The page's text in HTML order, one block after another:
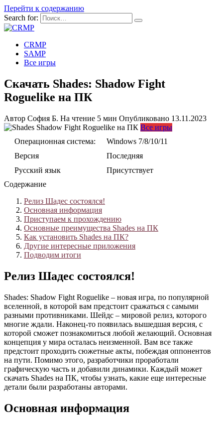
Перейти к содержанию
Search for:
CRMP
SAMP
Все игры
Скачать Shades: Shadow Fight
Roguelike на ПК
Автор София Б. На чтение 5 мин Опубликовано 13.11.2023
Все игры
Операционная система:
Windows 7/8/10/11
Версия
Последняя
Русский язык
Присутствует
Содержание
Релиз Шадес состоялся!
Основная информация
Приступаем к прохождению
Основные преимущества Shades на ПК
Как установить Shades на ПК?
Другие интересные приложения
Подводим итоги
Релиз Шадес состоялся!
Shades: Shadow Fight Roguelike – новая игра, по популярной
вселенной, в которой вам предстоит сражаться с самыми
разными противниками. Шейдс – мировой релиз, которого
многие ждали. Наконец-то появилась вышедшая версия, с
которой сможет познакомиться любой желающий. Основная
концепция у мира осталась неизменной. Вам все также
предстоит проходить сюжетные акты, побеждая оппонентов
на пути. Помимо этого, разработчики проработали
графическую часть и добавили динамики. Каждый может
скачать Shades на ПК, чтобы узнать, какие еще интересные
детали были разработаны авторами.
Основная информация